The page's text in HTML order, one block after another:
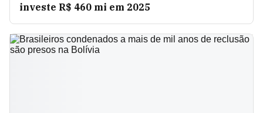
investe R$ 460 mi em 2025